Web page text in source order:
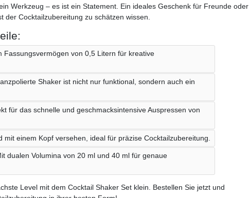
Werkzeug – es ist ein Statement. Ein ideales Geschenk für Freunde oder
der Cocktailzubereitung zu schätzen wissen.
Fassungsvermögen von 0,5 Litern für kreative
Shaker ist nicht nur funktional, sondern auch ein
für das schnelle und geschmacksintensive Auspressen von
mit einem Kopf versehen, ideal für präzise Cocktailzubereitung.
dualen Volumina von 20 ml und 40 ml für genaue
Level mit dem Cocktail Shaker Set klein. Bestellen Sie jetzt und